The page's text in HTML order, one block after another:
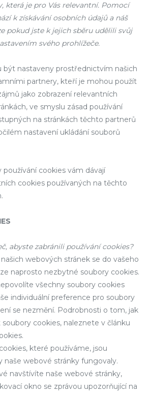
která je pro Vás relevantní. Pomocí
k získávání osobních údajů a náš
pokud jste k jejich sběru udělili svůj
svého prohlížeče.
být nastaveny prostřednictvím našich
partnery, kteří je mohou použít
jako zobrazení relevantních
ve smyslu zásad používání
na stránkách těchto partnerů
nastavení ukládání souborů
používání cookies vám dávají
cookies používaných na těchto
abyste zabránili používání cookies?
webových stránek se do vašeho
naprosto nezbytné soubory cookies.
všechny soubory cookies
individuální preference pro soubory
se nezmění. Podrobnosti o tom, jak
cookies, naleznete v článku
které používáme, jsou
naše webové stránky fungovaly.
navštívíte naše webové stránky,
okno se zprávou upozorňující na